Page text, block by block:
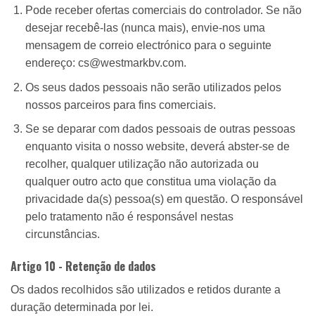
Pode receber ofertas comerciais do controlador. Se não
desejar recebê-las (nunca mais), envie-nos uma
mensagem de correio electrónico para o seguinte
endereço: cs@westmarkbv.com.
Os seus dados pessoais não serão utilizados pelos
nossos parceiros para fins comerciais.
Se se deparar com dados pessoais de outras pessoas
enquanto visita o nosso website, deverá abster-se de
recolher, qualquer utilização não autorizada ou
qualquer outro acto que constitua uma violação da
privacidade da(s) pessoa(s) em questão. O responsável
pelo tratamento não é responsável nestas
circunstâncias.
Artigo 10 - Retenção de dados
Os dados recolhidos são utilizados e retidos durante a
duração determinada por lei.